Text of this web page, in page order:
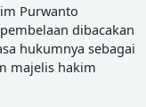
Purwanto
dibacakan
hukumnya sebagai
majelis hakim